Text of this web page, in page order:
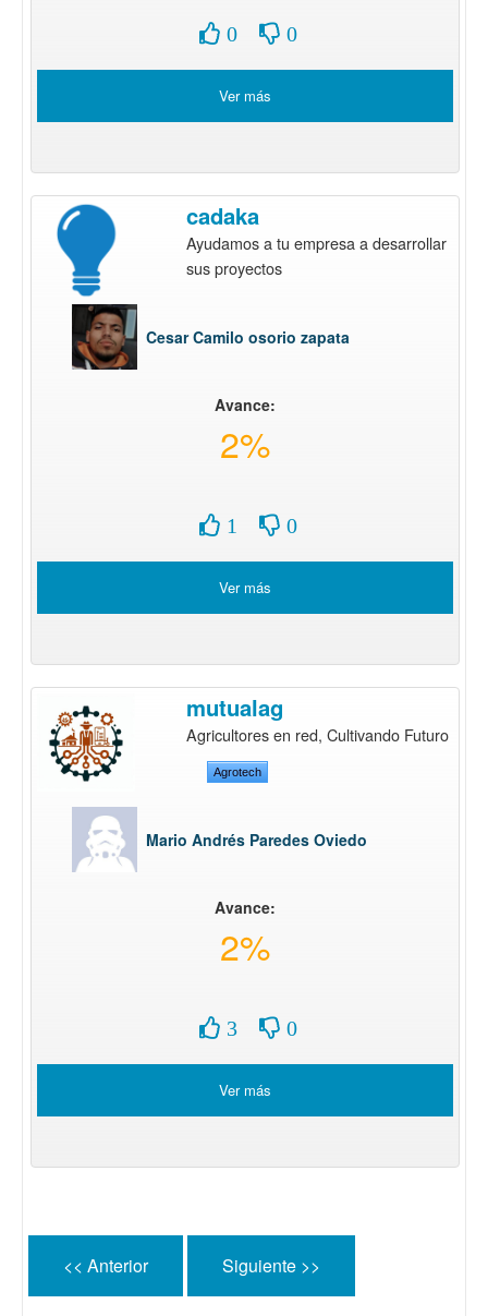
0 0
Ver más
cadaka
Ayudamos a tu empresa a desarrollar
sus proyectos
Cesar Camilo osorio zapata
Avance:
2%
1 0
Ver más
mutualag
Agricultores en red, Cultivando Futuro
Agrotech
Mario Andrés Paredes Oviedo
Avance:
2%
3 0
Ver más
<< Anterior Siguiente >>